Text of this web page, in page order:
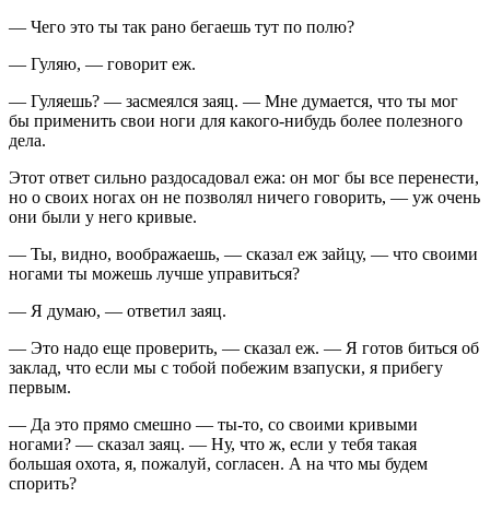
— Чего это ты так рано бегаешь тут по полю?
— Гуляю, — говорит еж.
— Гуляешь? — засмеялся заяц. — Мне думается, что ты мог
бы применить свои ноги для какого-нибудь более полезного
дела.
Этот ответ сильно раздосадовал ежа: он мог бы все перенести,
но о своих ногах он не позволял ничего говорить, — уж очень
они были у него кривые.
— Ты, видно, воображаешь, — сказал еж зайцу, — что своими
ногами ты можешь лучше управиться?
— Я думаю, — ответил заяц.
— Это надо еще проверить, — сказал еж. — Я готов биться об
заклад, что если мы с тобой побежим взапуски, я прибегу
первым.
— Да это прямо смешно — ты-то, со своими кривыми
ногами? — сказал заяц. — Ну, что ж, если у тебя такая
большая охота, я, пожалуй, согласен. А на что мы будем
спорить?